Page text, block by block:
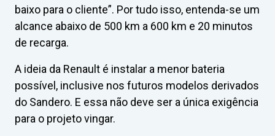
baixo para o cliente”. Por tudo isso, entenda-se um
alcance abaixo de 500 km a 600 km e 20 minutos
de recarga.
A ideia da Renault é instalar a menor bateria
possível, inclusive nos futuros modelos derivados
do Sandero. E essa não deve ser a única exigência
para o projeto vingar.